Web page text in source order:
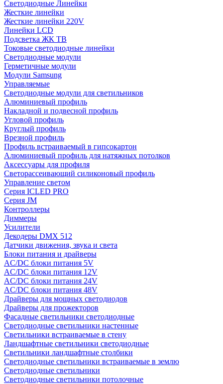
Светодиодные Линейки
Жесткие линейки
Жесткие линейки 220V
Линейки LCD
Подсветка ЖК ТВ
Токовые светодиодные линейки
Светодиодные модули
Герметичные модули
Модули Samsung
Управляемые
Светодиодные модули для светильников
Алюминиевый профиль
Накладной и подвесной профиль
Угловой профиль
Круглый профиль
Врезной профиль
Профиль встраиваемый в гипсокартон
Алюминиевый профиль для натяжных потолков
Аксессуары для профиля
Светорассеивающий силиконовый профиль
Управление светом
Серия ICLED PRO
Серия JM
Контроллеры
Диммеры
Усилители
Декодеры DMX 512
Датчики движения, звука и света
Блоки питания и драйверы
AC/DC блоки питания 5V
AC/DC блоки питания 12V
AC/DC блоки питания 24V
AC/DC блоки питания 48V
Драйверы для мощных светодиодов
Драйверы для прожекторов
Фасадные светильники светодиодные
Светодиодные светильники настенные
Светильники встраиваемые в стену
Ландшафтные светильники светодиодные
Светильники ландшафтные столбики
Светодиодные светильники встраиваемые в землю
Светодиодные светильники
Светодиодные светильники потолочные